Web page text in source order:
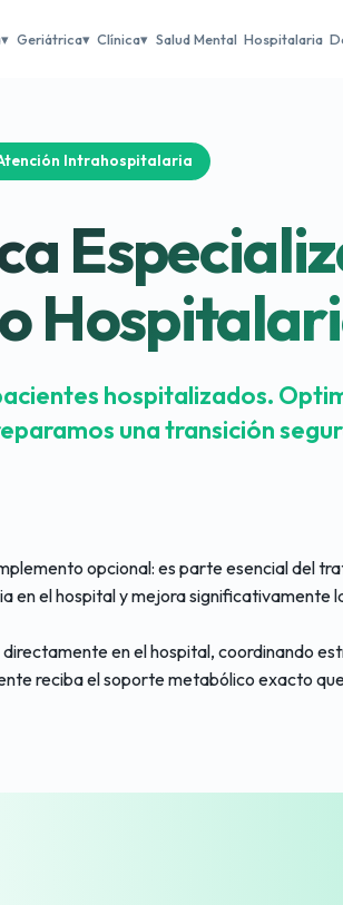
Geriátrica Clínica Salud Mental Hospitalaria
Intrahospitalaria
hospitalizados.
una transición
opcional: es parte esencial del
en el hospital y mejora significativamente
en el hospital, coordinando
reciba el soporte metabólico exacto